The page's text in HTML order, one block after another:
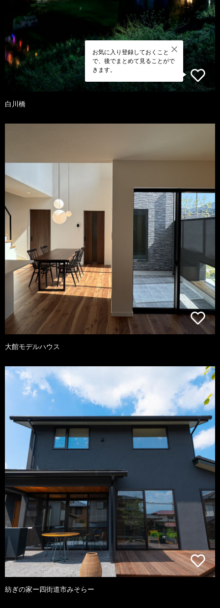
お気に入り登録しておくこと
で、後でまとめて見ることがで
きます。
白川橋
大館モデルハウス
紡ぎの家ー四街道市みそらー